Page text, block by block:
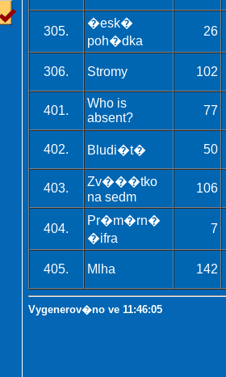
305.
�esk�
poh�dka
26
306. Stromy 102
401.
Who is
absent?
77
402. Bludi�t� 50
403.
Zv���tko
na sedm
106
404.
Pr�m�rn�
�ifra
7
405. Mlha 142
Vygenerov�no ve 11:46:05